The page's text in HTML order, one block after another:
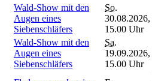
Wald-Show mit den
Augen eines
Siebenschläfers
So.
30.08.2026,
15.00 Uhr
Wald-Show mit den
Augen eines
Siebenschläfers
Sa.
19.09.2026,
15.00 Uhr